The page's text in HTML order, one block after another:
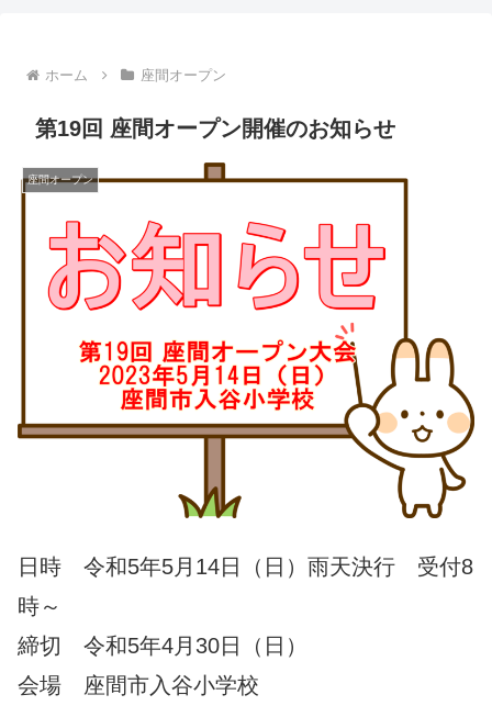
ホーム 座間オープン
第19回 座間オープン開催のお知らせ
座間オープン
日時 令和5年5月14日（日）雨天決行 受付8
時～
締切 令和5年4月30日（日）
会場 座間市入谷小学校